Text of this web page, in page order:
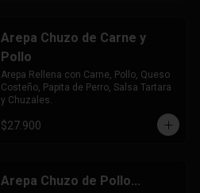
Arepa Chuzo de Carne y
Pollo
Arepa Rellena con Carne, Pollo, Queso
Costeño, Papita de Perro, Salsa Tartara
y Chuzales.
$27.900
Arepa Chuzo de Pollo...